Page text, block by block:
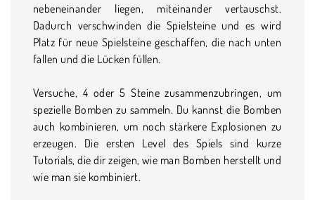
nebeneinander liegen, miteinander vertauschst.
Dadurch verschwinden die Spielsteine und es wird
Platz für neue Spielsteine geschaffen, die nach unten
fallen und die Lücken füllen.
Versuche, 4 oder 5 Steine zusammenzubringen, um
spezielle Bomben zu sammeln. Du kannst die Bomben
auch kombinieren, um noch stärkere Explosionen zu
erzeugen. Die ersten Level des Spiels sind kurze
Tutorials, die dir zeigen, wie man Bomben herstellt und
wie man sie kombiniert.